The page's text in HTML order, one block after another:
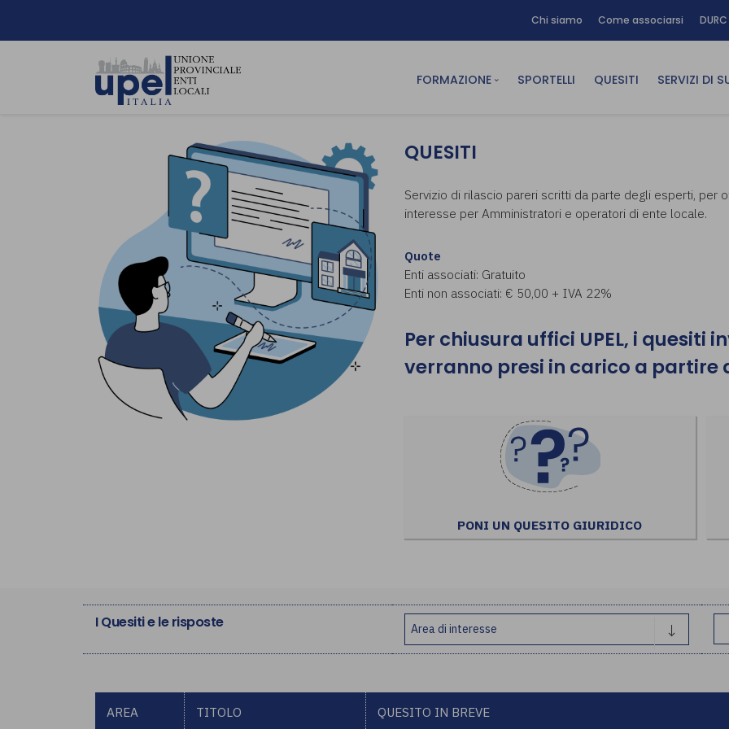
Chi siamo Come associarsi
FORMAZIONE
FAD asincrona (e-learning)
Formazione obbligatoria
Formazione in aula
Piano formativo gratuito
associati
SPORTELLI QUESITI SERVIZI DI
Area
Area
QUESITI
Servizio di rilascio pareri scritti da parte degli esperti, per
interesse per Amministratori e operatori di ente locale.
Quote
Enti associati: Gratuito
Enti non associati: € 50,00 + IVA 22%
Per chiusura uffici UPEL, i quesiti
verranno presi in carico a partire
PONI UN QUESITO GIURIDICO
I Quesiti e le risposte
AREA TITOLO QUESITO IN BREVE